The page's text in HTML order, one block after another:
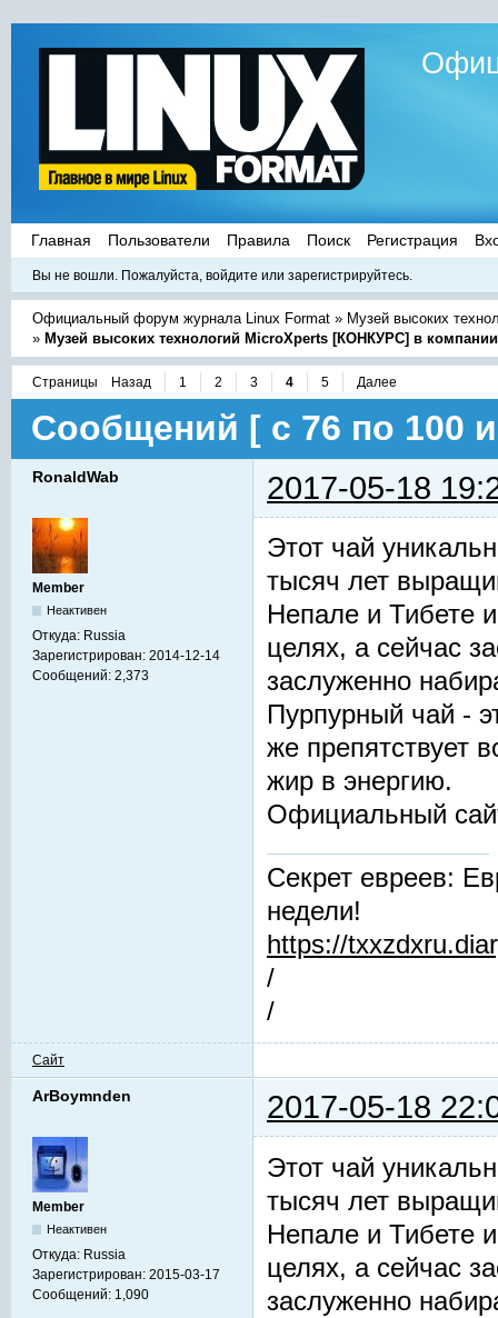
Главная Пользователи Правила Поиск Регистрация
Вы не вошли. Пожалуйста, войдите или зарегистрируйтесь.
Официальный форум журнала Linux Format » Музей высоких
» Музей высоких технологий MicroXperts [КОНКУРС] в
Страницы Назад 1 2 3 4 5 Далее
Сообщений [ с 76 по 100
RonaldWab 2017-05-18
Member
Неактивен
Откуда: Russia
Зарегистрирован: 2014-12-14
Сообщений: 2,373
Этот чай
тысяч лет
Непале и Тибете
целях, а сейчас
заслуженно
Пурпурный чай -
же препятствует
жир в энергию.
Официальный
Секрет евреев:
недели!
https://
/
/
Сайт
ArBoymnden 2017-05-18
Member
Неактивен
Откуда: Russia
Зарегистрирован: 2015-03-17
Сообщений: 1,090
Этот чай
тысяч лет
Непале и Тибете
целях, а сейчас
заслуженно